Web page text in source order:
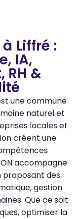
Liffré :
IA,
RH &
une commune
naturel et
locales et
créent une
accompagne
proposant des
gestion
Que ce soit
optimiser la